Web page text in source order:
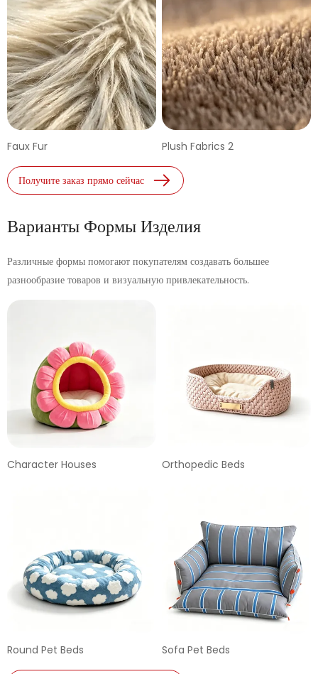
Faux Fur Plush Fabrics 2
Получите заказ прямо сейчас
Варианты Формы Изделия
Различные формы помогают покупателям создавать большее
разнообразие товаров и визуальную привлекательность.
Character Houses Orthopedic Beds
Round Pet Beds Sofa Pet Beds